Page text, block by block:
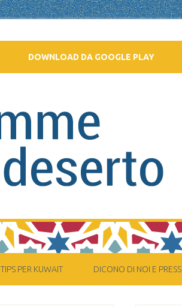
DOWNLOAD DA GOOGLE PLAY
TIPS PER KUWAIT DICONO DI NOI E PRESS